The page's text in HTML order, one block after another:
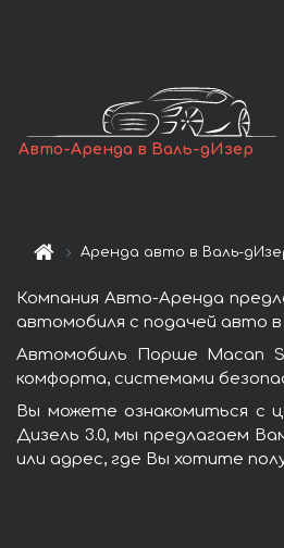
Авто-Аренда в Валь-дИзер
Аренда авто в Валь-
Компания Авто-Аренда
автомобиля с подачей авто
Автомобиль Порше Macan
комфорта, системами
Вы можете ознакомиться с
Дизель 3.0, мы предлагаем
или адрес, где Вы хотите